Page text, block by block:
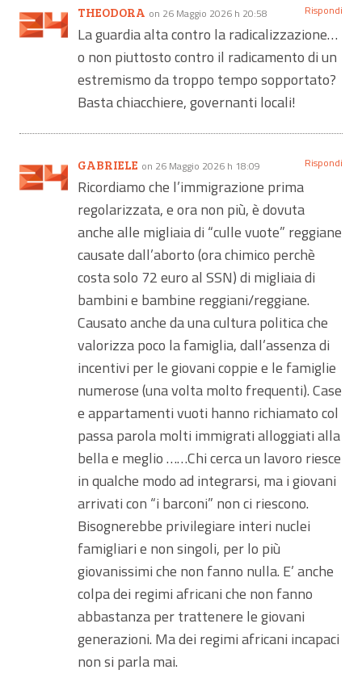
THEODORA on 26 Maggio 2026 h 20:58 Rispondi
La guardia alta contro la radicalizzazione…
o non piuttosto contro il radicamento di un
estremismo da troppo tempo sopportato?
Basta chiacchiere, governanti locali!
GABRIELE on 26 Maggio 2026 h 18:09 Rispondi
Ricordiamo che l’immigrazione prima
regolarizzata, e ora non più, è dovuta
anche alle migliaia di “culle vuote” reggiane
causate dall’aborto (ora chimico perchè
costa solo 72 euro al SSN) di migliaia di
bambini e bambine reggiani/reggiane.
Causato anche da una cultura politica che
valorizza poco la famiglia, dall’assenza di
incentivi per le giovani coppie e le famiglie
numerose (una volta molto frequenti). Case
e appartamenti vuoti hanno richiamato col
passa parola molti immigrati alloggiati alla
bella e meglio ……Chi cerca un lavoro riesce
in qualche modo ad integrarsi, ma i giovani
arrivati con “i barconi” non ci riescono.
Bisognerebbe privilegiare interi nuclei
famigliari e non singoli, per lo più
giovanissimi che non fanno nulla. E’ anche
colpa dei regimi africani che non fanno
abbastanza per trattenere le giovani
generazioni. Ma dei regimi africani incapaci
non si parla mai.